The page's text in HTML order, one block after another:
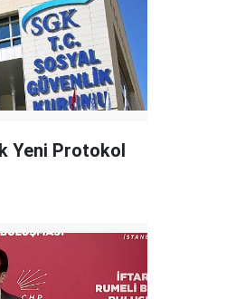
Yeni Protokol